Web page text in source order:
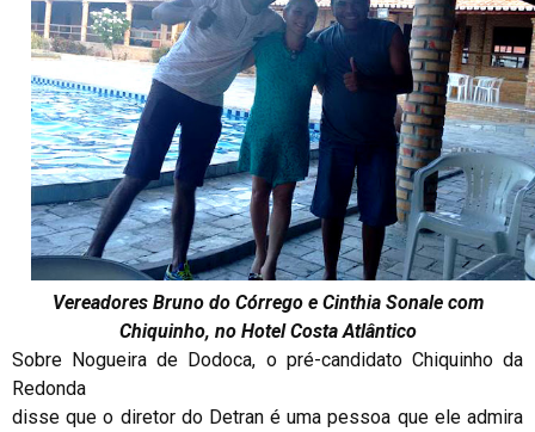
Vereadores Bruno do Córrego e Cinthia Sonale com
Chiquinho, no Hotel Costa Atlântico
Sobre Nogueira de Dodoca, o pré-candidato Chiquinho da
Redonda
disse que o diretor do Detran é uma pessoa que ele admira